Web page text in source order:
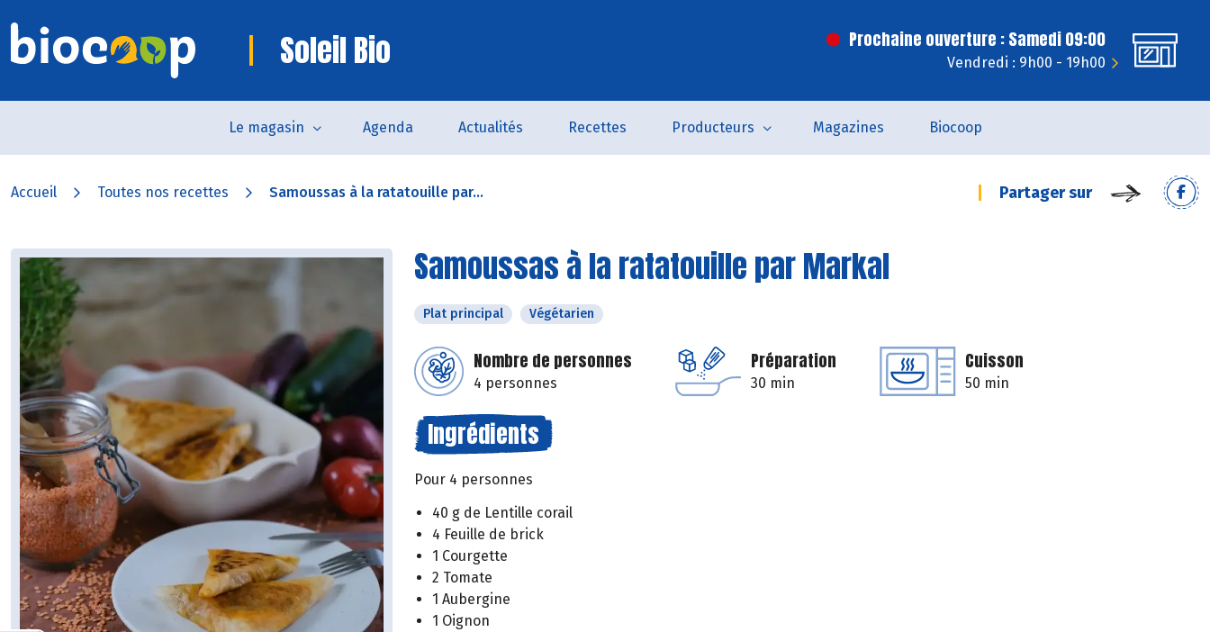
Soleil Bio Prochaine ouverture : Samedi 09:00
Vendredi : 9h00 - 19h00
Le magasin Agenda Actualités Recettes Producteurs Magazines Biocoop
Accueil Toutes nos recettes Samoussas à la ratatouille par... Partager sur
Samoussas à la ratatouille par Markal
Plat principal Végétarien
Nombre de personnes
4 personnes
Préparation
30 min
Cuisson
50 min
Ingrédients
Pour 4 personnes
40 g de Lentille corail
4 Feuille de brick
1 Courgette
2 Tomate
1 Aubergine
1 Oignon